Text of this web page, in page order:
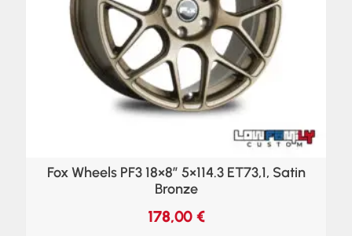
Fox Wheels PF3 18×8″ 5×114.3 ET73,1, Satin
Bronze
178,00 €